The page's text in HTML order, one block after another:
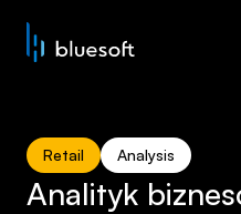
Retail Analysis
Analityk